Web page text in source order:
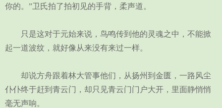
你的。”卫氏拍了拍初见的手背，柔声道。
只是这对于元始来说，鸟鸣传到他的灵魂之中，不能掀
起一道波纹，就好像从来没有来过一样。
却说方舟跟着林大管事他们，从扬州到金匮，一路风尘
仆仆终于赶到青云门，却只见青云门门户大开，里面静悄悄
毫无声响。